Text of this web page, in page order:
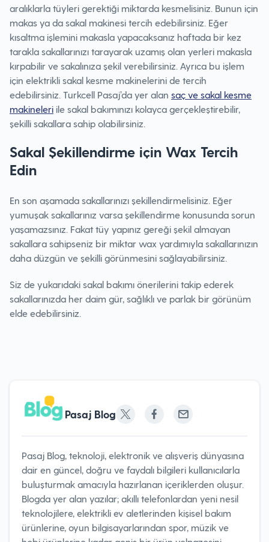
aralıklarla tüyleri gerektiği miktarda kesmelisiniz. Bunun için
makas ya da sakal makinesi tercih edebilirsiniz. Eğer
kısaltma işlemini makasla yapacaksanız haftada bir kez
tarakla sakallarınızı tarayarak uzamış olan yerleri makasla
kırpabilir ve sakalınıza şekil verebilirsiniz. Ayrıca bu işlem
için elektrikli sakal kesme makinelerini de tercih
edebilirsiniz. Turkcell Pasaj’da yer alan saç ve sakal kesme
makineleri ile sakal bakımınızı kolayca gerçekleştirebilir,
şekilli sakallara sahip olabilirsiniz.
Sakal Şekillendirme için Wax Tercih
Edin
En son aşamada sakallarınızı şekillendirmelisiniz. Eğer
yumuşak sakallarınız varsa şekillendirme konusunda sorun
yaşamazsınız. Fakat tüy yapınız gereği şekil almayan
sakallara sahipseniz bir miktar wax yardımıyla sakallarınızın
daha düzgün ve şekilli görünmesini sağlayabilirsiniz.
Siz de yukarıdaki sakal bakımı önerilerini takip ederek
sakallarınızda her daim gür, sağlıklı ve parlak bir görünüm
elde edebilirsiniz.
Pasaj Blog
Pasaj Blog, teknoloji, elektronik ve alışveriş dünyasına
dair en güncel, doğru ve faydalı bilgileri kullanıcılarla
buluşturmak amacıyla hazırlanan içeriklerden oluşur.
Blogda yer alan yazılar; akıllı telefonlardan yeni nesil
teknolojilere, elektrikli ev aletlerinden kişisel bakım
ürünlerine, oyun bilgisayarlarından spor, müzik ve